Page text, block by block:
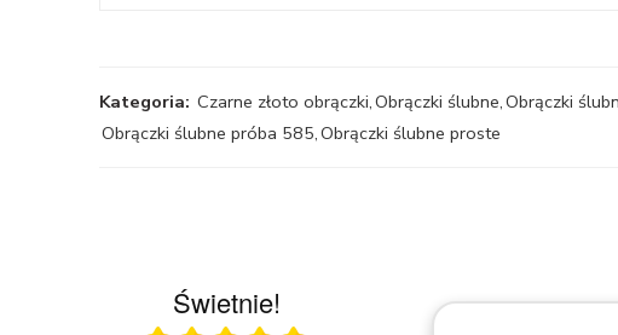
Kategoria: Czarne złoto obrączki,Obrączki ślubne,Obrączki
Obrączki ślubne próba 585,Obrączki ślubne proste
Świetnie!